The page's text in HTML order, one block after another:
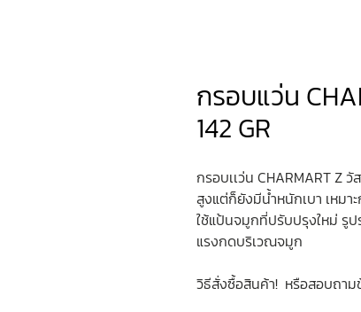
กรอบแว่น
142 GR
กรอบเเว่น CHARMART Z
สูงแต่ก็ยังมีน้ำหนักเบา เหมา
ใช้แป้นจมูกที่ปรับปรุงใหม่ รู
แรงกดบริเวณจมูก
วิธีสั่งซื้อสินค้า! หรือสอบถาม